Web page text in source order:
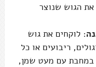
הגוש שנוצר
: לוקחים את גוש
ריבועים או כל
במחבת עם מעט שמן,